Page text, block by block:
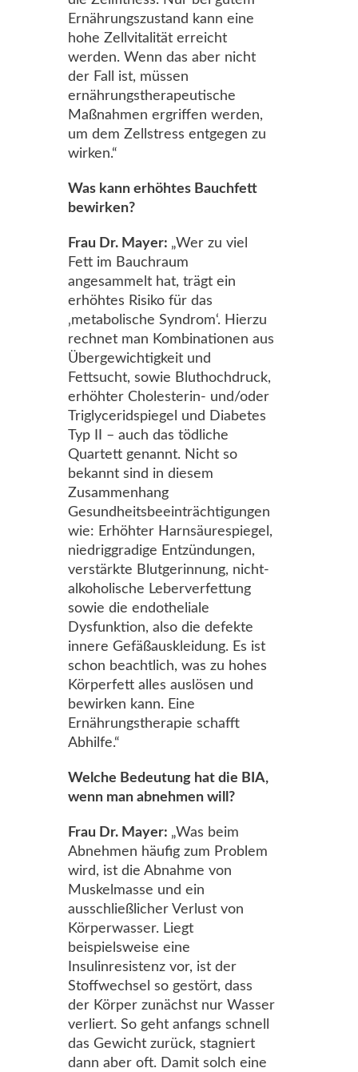
Ernährungszustand kann eine
hohe Zellvitalität erreicht
werden. Wenn das aber nicht
der Fall ist, müssen
ernährungstherapeutische
Maßnahmen ergriffen werden,
um dem Zellstress entgegen zu
wirken.“
Was kann erhöhtes Bauchfett
bewirken?
Frau Dr. Mayer: „Wer zu viel
Fett im Bauchraum
angesammelt hat, trägt ein
erhöhtes Risiko für das
‚metabolische Syndrom‘. Hierzu
rechnet man Kombinationen aus
Übergewichtigkeit und
Fettsucht, sowie Bluthochdruck,
erhöhter Cholesterin- und/oder
Triglyceridspiegel und Diabetes
Typ II – auch das tödliche
Quartett genannt. Nicht so
bekannt sind in diesem
Zusammenhang
Gesundheitsbeeinträchtigungen
wie: Erhöhter Harnsäurespiegel,
niedriggradige Entzündungen,
verstärkte Blutgerinnung, nicht-
alkoholische Leberverfettung
sowie die endotheliale
Dysfunktion, also die defekte
innere Gefäßauskleidung. Es ist
schon beachtlich, was zu hohes
Körperfett alles auslösen und
bewirken kann. Eine
Ernährungstherapie schafft
Abhilfe.“
Welche Bedeutung hat die BIA,
wenn man abnehmen will?
Frau Dr. Mayer: „Was beim
Abnehmen häufig zum Problem
wird, ist die Abnahme von
Muskelmasse und ein
ausschließlicher Verlust von
Körperwasser. Liegt
beispielsweise eine
Insulinresistenz vor, ist der
Stoffwechsel so gestört, dass
der Körper zunächst nur Wasser
verliert. So geht anfangs schnell
das Gewicht zurück, stagniert
dann aber oft. Damit solch eine